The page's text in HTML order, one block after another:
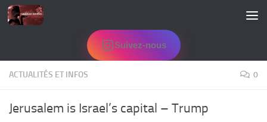
Skip to content
Suivez-nous
ACTUALITÉS ET INFOS 0
Jerusalem is Israel’s capital – Trump